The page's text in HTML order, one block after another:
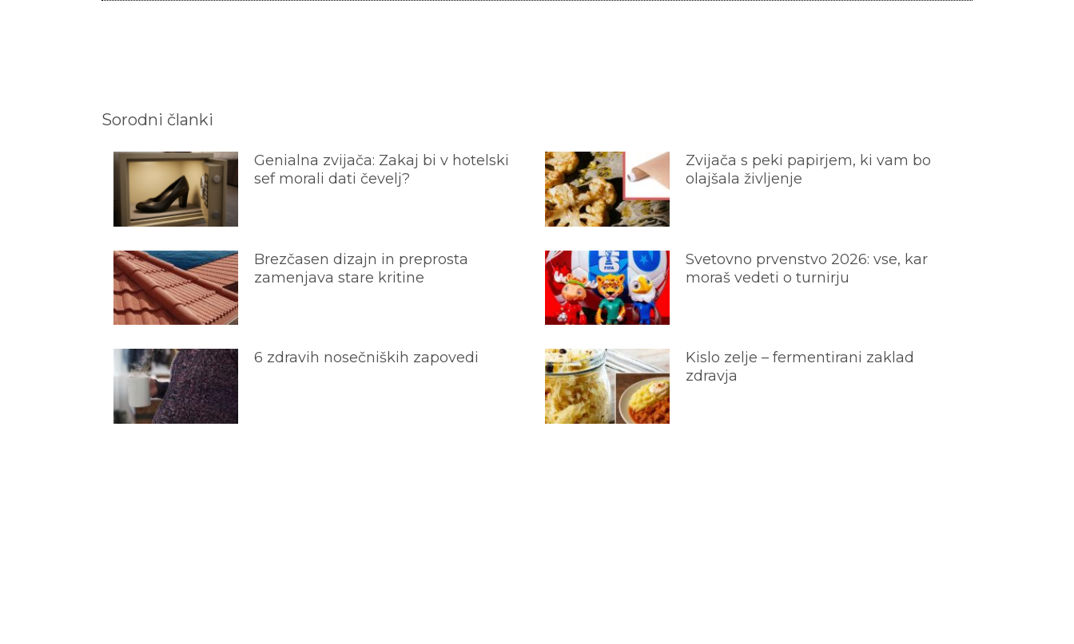
Sorodni članki
Genialna zvijača: Zakaj bi v hotelski
sef morali dati čevelj?
Zvijača s peki papirjem, ki vam bo
olajšala življenje
Brezčasen dizajn in preprosta
zamenjava stare kritine
Svetovno prvenstvo 2026: vse, kar
moraš vedeti o turnirju
6 zdravih nosečniških zapovedi
Kislo zelje – fermentirani zaklad
zdravja